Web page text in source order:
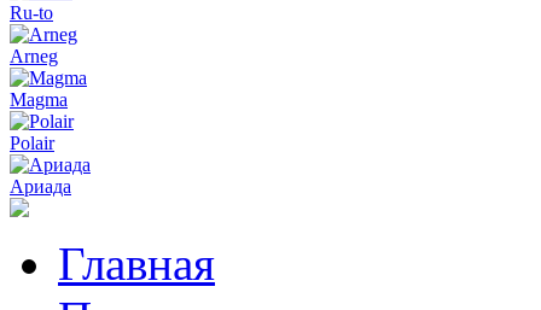
Ru-to
Arneg
Magma
Polair
Ариада
Главная